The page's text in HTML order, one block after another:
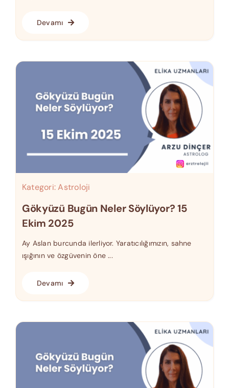
Devamı
Kategori:Astroloji
Gökyüzü Bugün Neler Söylüyor? 15
Ekim 2025
Ay Aslan burcunda ilerliyor. Yaratıcılığımızın, sahne
ışığının ve özgüvenin öne ...
Devamı